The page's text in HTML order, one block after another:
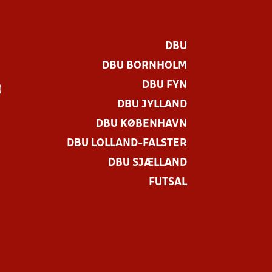
DBU
DBU BORNHOLM
DBU FYN
DBU JYLLAND
DBU KØBENHAVN
DBU LOLLAND-FALSTER
DBU SJÆLLAND
FUTSAL